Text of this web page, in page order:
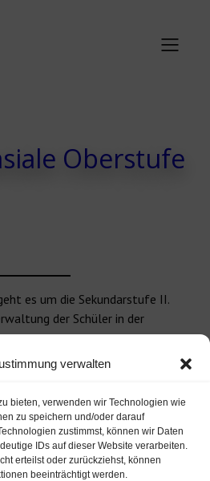
verwalten
bieten, verwenden wir Technologien wie
zu speichern und/oder darauf
zustimmst, können wir Daten
IDs auf dieser Website verarbeiten.
erteilst oder zurückziehst, können
beeinträchtigt werden.
Oberstufe
es um die Sekundarstufe II.
der Schüler in der
die einjährige Einführungsphase
unterteilt. Am Ende
die Abiturprüfung.